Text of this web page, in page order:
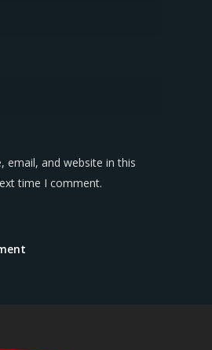
email, and website in this
time I comment.